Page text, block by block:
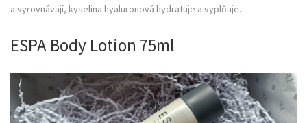
a vyrovnávají, kyselina hyaluronová hydratuje a vyplňuje.
ESPA Body Lotion 75ml